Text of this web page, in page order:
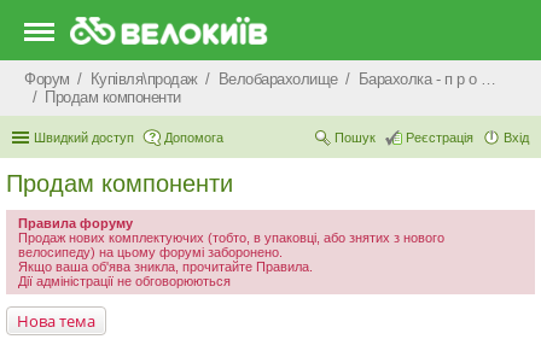
Форум Купівля\продаж Велобарахолище
Барахолка - п р о д а ж
Продам компоненти
Швидкий доступ Допомога Вхід
Реєстрація
Пошук
Продам компоненти
Правила форуму
Продаж нових комплектуючих (тобто, в упаковці, або знятих з нового
велосипеду) на цьому форумі заборонено.
Якщо ваша об'ява зникла, прочитайте Правила.
Дії адміністрації не обговорюються
Нова тема